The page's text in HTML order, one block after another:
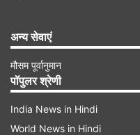
IMAGE
डोनाल्ड ट्रंप सोशल मीडिया पोस्ट
अन्य सेवाएं
मौसम पूर्वानुमान
पॉपुलर श्रेणी
India News in Hindi
World News in Hindi